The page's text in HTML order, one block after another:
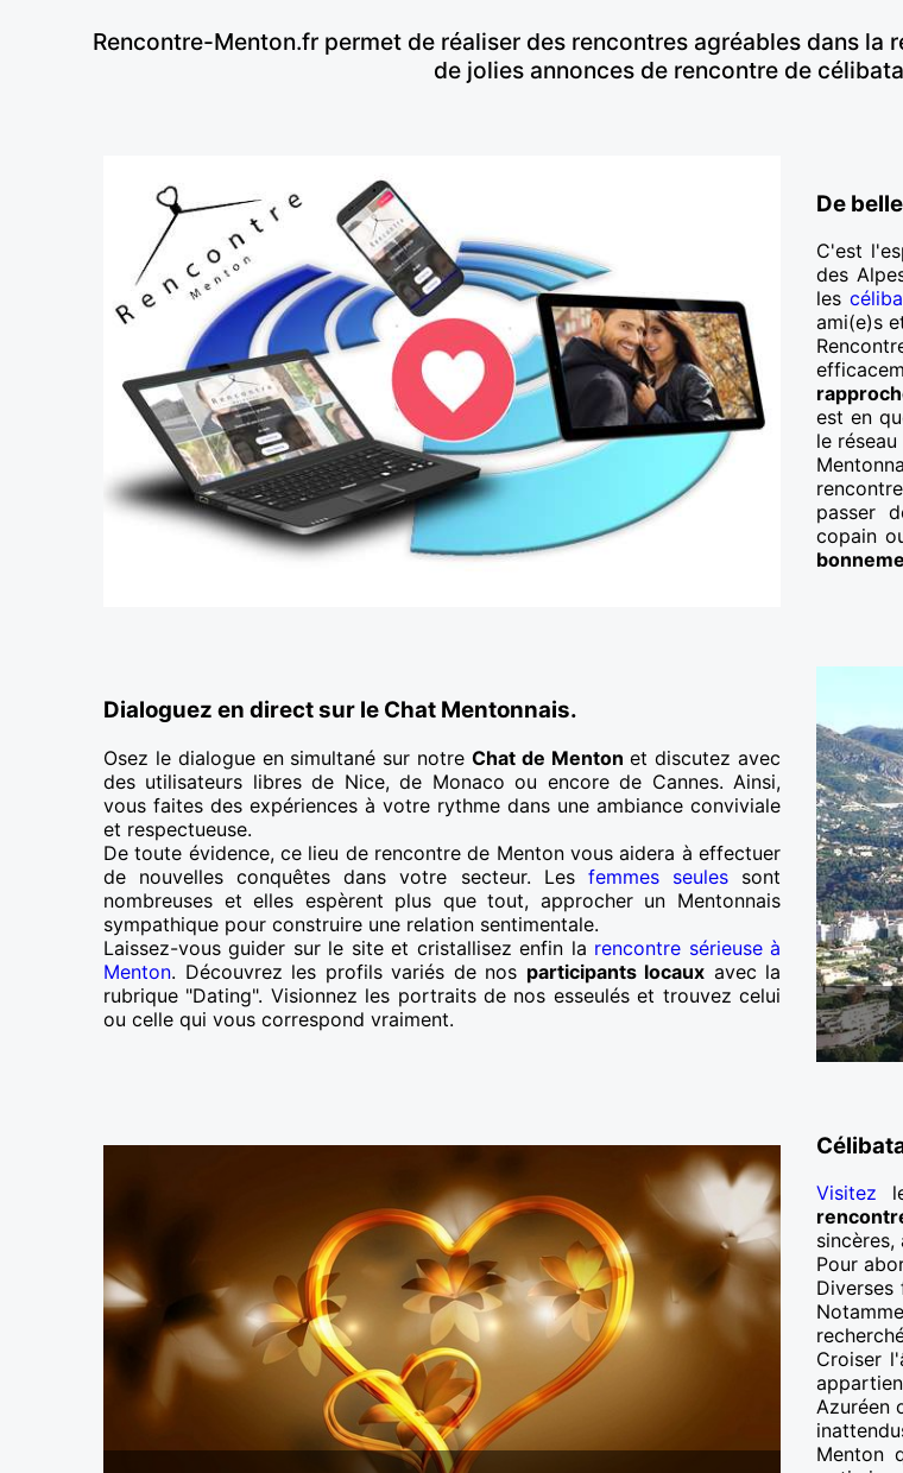
Rencontre-Menton.fr permet de réaliser des rencontres agréables dans la
de jolies annonces de rencontre de
De
C'est
des
les
ami(e)s
est en
le réseau
passer
copain
Dialoguez en direct sur le Chat Mentonnais.
Osez le dialogue en simultané sur notre Chat de Menton et discutez avec
des utilisateurs libres de Nice, de Monaco ou encore de Cannes. Ainsi,
vous faites des expériences à votre rythme dans une ambiance conviviale
et respectueuse.
De toute évidence, ce lieu de rencontre de Menton vous aidera à effectuer
de nouvelles conquêtes dans votre secteur. Les femmes seulessont
nombreuses et elles espèrent plus que tout, approcher un Mentonnais
sympathique pour construire une relation sentimentale.
Laissez-vous guider sur le site et cristallisez enfin la rencontre sérieuse à
Menton. Découvrez les profils variés de nos participants locaux avec la
rubrique "Dating". Visionnez les portraits de nos esseulés et trouvez celui
ou celle qui vous correspond vraiment.
Visitez
Pour
Croiser
Azuréen
Menton